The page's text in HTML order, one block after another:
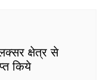
क्षेत्र से
किये